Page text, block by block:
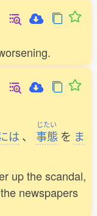
は 、
じたい
事態 を ま
up the scandal,
newspapers